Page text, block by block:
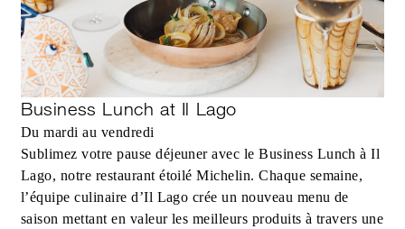
Business Lunch at Il Lago
Du mardi au vendredi
Sublimez votre pause déjeuner avec le Business Lunch à Il
Lago, notre restaurant étoilé Michelin. Chaque semaine,
l’équipe culinaire d’Il Lago crée un nouveau menu de
saison mettant en valeur les meilleurs produits à travers une